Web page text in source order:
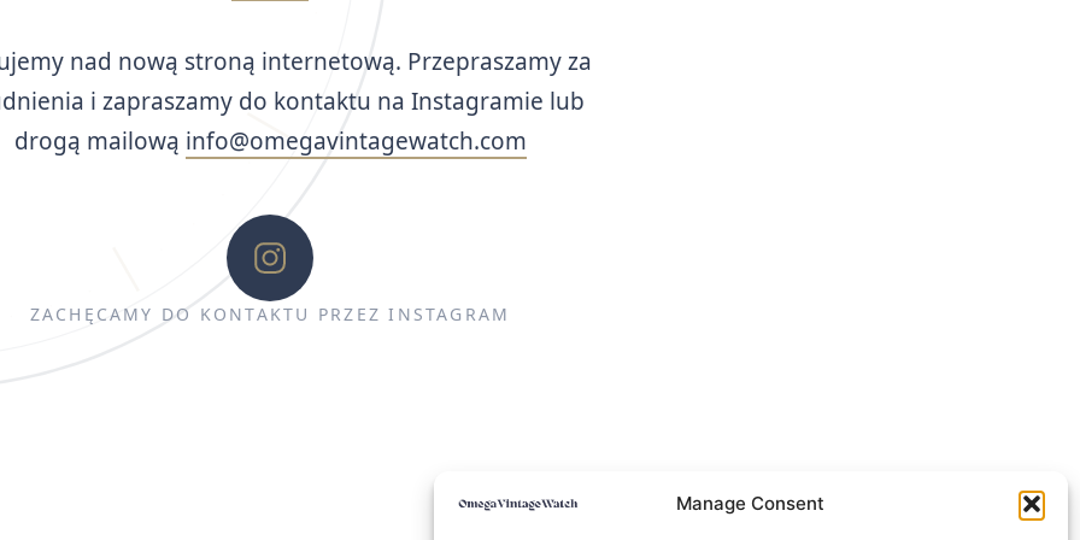
Manage Consent
nad nową stroną internetową. Przepraszamy za
i zapraszamy do kontaktu na Instagramie lub
drogą mailową info@omegavintagewatch.com
ZACHĘCAMY DO KONTAKTU PRZEZ INSTAGRAM